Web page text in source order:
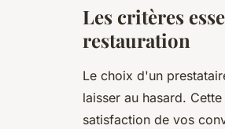
Les critères
restauration
Le choix d'un
laisser au hasard.
satisfaction de vos